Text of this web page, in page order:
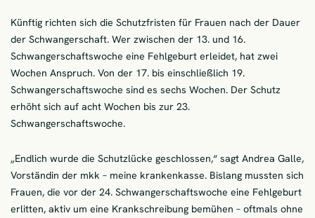
Künftig richten sich die Schutzfristen für Frauen nach der Dauer
der Schwangerschaft. Wer zwischen der 13. und 16.
Schwangerschaftswoche eine Fehlgeburt erleidet, hat zwei
Wochen Anspruch. Von der 17. bis einschließlich 19.
Schwangerschaftswoche sind es sechs Wochen. Der Schutz
erhöht sich auf acht Wochen bis zur 23.
Schwangerschaftswoche.
„Endlich wurde die Schutzlücke geschlossen,“ sagt Andrea Galle,
Vorständin der mkk – meine krankenkasse. Bislang mussten sich
Frauen, die vor der 24. Schwangerschaftswoche eine Fehlgeburt
erlitten, aktiv um eine Krankschreibung bemühen – oftmals ohne